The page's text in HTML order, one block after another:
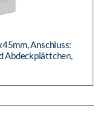
Anschluss:
Abdeckplättchen,